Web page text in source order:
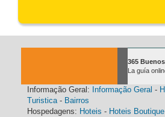
365
La guía
Informação Geral: Informação Geral -
Turistica- Bairros
Hospedagens: Hoteis - Hoteis Boutique